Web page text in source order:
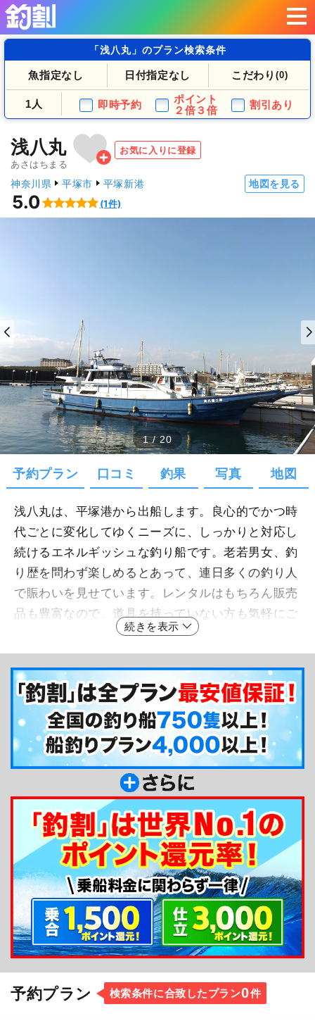
「浅八丸」のプラン検索条件
魚指定なし 日付指定なし こだわり (0)
1人 即時予約
ポイント
２倍３倍
割引あり
浅八丸
あさはちまる
お気に入りに登録
神奈川県 平塚市 平塚新港 地図を見る
5.0 (1件)
1/20
予約プラン 口コミ 釣果 写真 地図
浅八丸は、平塚港から出船します。良心的でかつ時
代ごとに変化してゆくニーズに、しっかりと対応し
続けるエネルギッシュな釣り船です。老若男女、釣
り歴を問わず楽しめるとあって、連日多くの釣り人
で賑わいを見せています。レンタルはもちろん販売
品も豊富なので、道具を持っていない方も気軽にご
利用いただけます。受付からお帰りまで一貫した質
の高いサービスで、初めて船に乗る方も戸惑うこと
はありません。釣りデビューは浅八丸で決まりです
ね☆
釣り船からのメッセージ
こんにちは！浅八丸です。スポーティーな釣り、
初心者にも手軽に楽しめる釣りを提供します。ぜひ
お気軽に遊びにきてくださいね！出船前・帰港後に
ゆっくりできる待合所があり、その隣には船宿経営
のオシャレな食堂もあるので、漁師料理を楽しんで
頂く事もできます。お近くに来た際は、プラっとお
立ち寄りください☆
続きを表示
予約プラン 検索条件に合致したプラン0件